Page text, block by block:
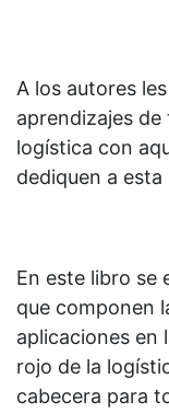
A los autores
aprendizajes de
logística con
dediquen a
En este libro se
que componen
aplicaciones en
rojo de la
cabecera para